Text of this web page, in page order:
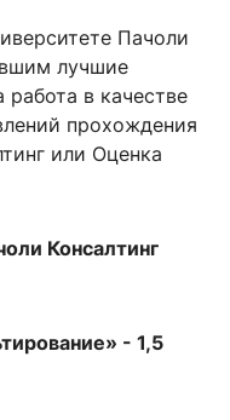
Пачоли
лучшие
работа в качестве
прохождения
или Оценка
Консалтинг
- 1,5